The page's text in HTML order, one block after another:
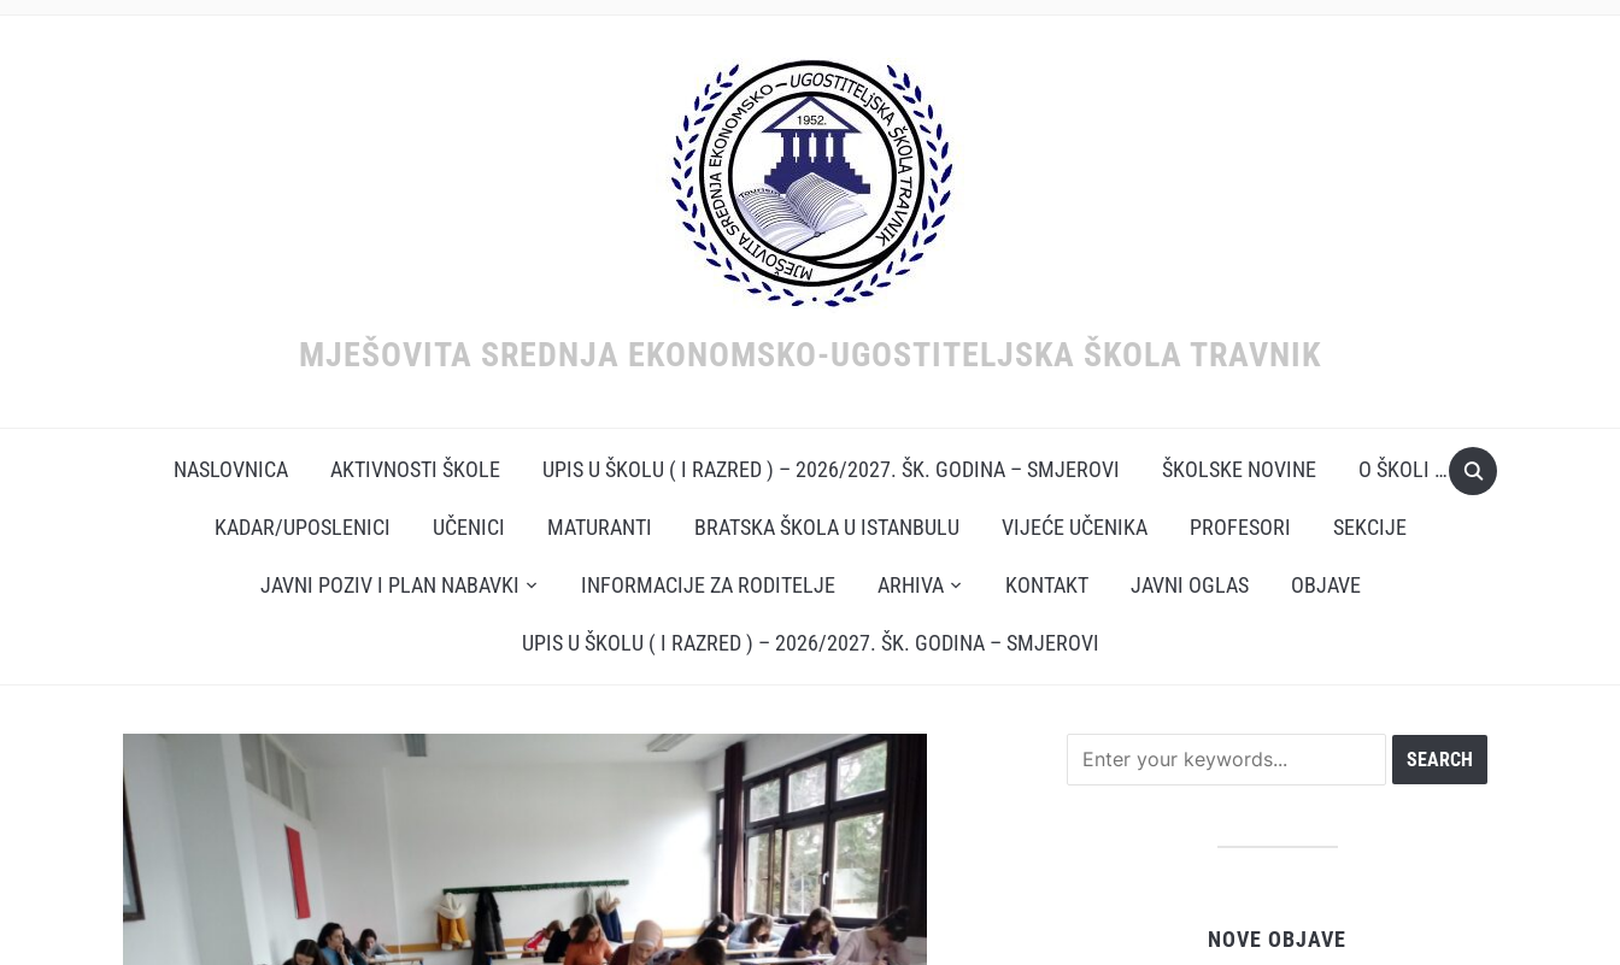
MJEŠOVITA SREDNJA EKONOMSKO-UGOSTITELJSKA ŠKOLA TRAVNIK
NASLOVNICA AKTIVNOSTI ŠKOLE UPIS U ŠKOLU ( I RAZRED ) – 2026/2027. ŠK. GODINA – SMJEROVI ŠKOLSKE NOVINE O ŠKOLI …
KADAR/UPOSLENICI UČENICI MATURANTI BRATSKA ŠKOLA U ISTANBULU VIJEĆE UČENIKA PROFESORI SEKCIJE
JAVNI POZIV I PLAN NABAVKI INFORMACIJE ZA RODITELJE ARHIVA KONTAKT JAVNI OGLAS OBJAVE
UPIS U ŠKOLU ( I RAZRED ) – 2026/2027. ŠK. GODINA – SMJEROVI
NOVE OBJAVE